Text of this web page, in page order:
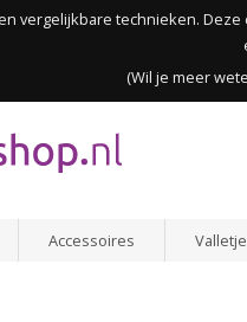
vergelijkbare technieken.
(Wil je meer
Accessoires